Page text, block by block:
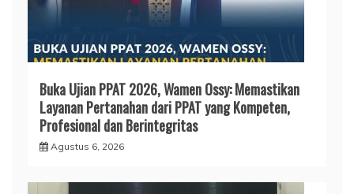
Buka Ujian PPAT 2026, Wamen Ossy: Memastikan
Layanan Pertanahan dari PPAT yang Kompeten,
Profesional dan Berintegritas
Agustus 6, 2026